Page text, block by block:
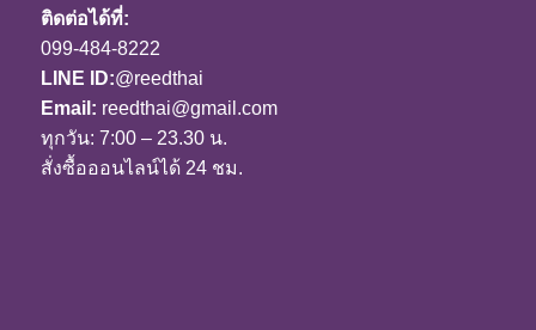
ติดต่อได้ที่:
099-484-8222
LINE ID:@reedthai
Email: reedthai@gmail.com
ทุกวัน: 7:00 – 23.30 น.
สั่งซื้อออนไลน์ได้ 24 ชม.